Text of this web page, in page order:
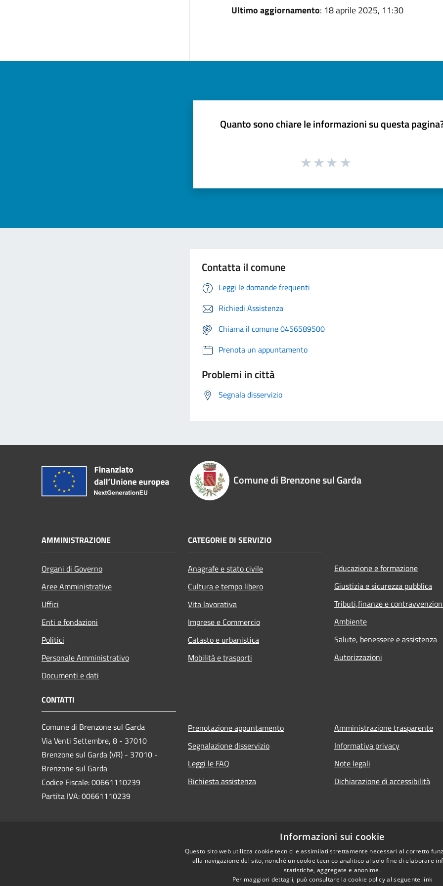
Ultimo aggiornamento: 18 aprile 2025, 11:30
Quanto sono chiare le informazioni su questa
Contatta il comune
Leggi le domande frequenti
Richiedi Assistenza
Chiama il comune 0456589500
Prenota un appuntamento
Problemi in città
Segnala disservizio
Comune di Brenzone sul Garda
AMMINISTRAZIONE
Organi di Governo
Aree Amministrative
Uffici
Enti e fondazioni
Politici
Personale Amministrativo
Documenti e dati
CATEGORIE DI SERVIZIO
Anagrafe e stato civile
Cultura e tempo libero
Vita lavorativa
Imprese e Commercio
Catasto e urbanistica
Mobilità e trasporti
Educazione e formazione
Giustizia e sicurezza pubblica
Tributi,finanze e
Ambiente
Salute, benessere e assistenza
Autorizzazioni
CONTATTI
Comune di Brenzone sul Garda
Via Venti Settembre, 8 - 37010
Brenzone sul Garda (VR) - 37010 -
Brenzone sul Garda
Codice Fiscale: 00661110239
Partita IVA: 00661110239
Prenotazione appuntamento
Segnalazione disservizio
Leggi le FAQ
Richiesta assistenza
Amministrazione trasparente
Informativa privacy
Note legali
Dichiarazione di accessibilità
Informazioni sui cookie
Questo sito web utilizza cookie tecnici e assimilati strettamente necessari al corretto
alla navigazione del sito, nonché un cookie tecnico analitico al solo fine di elaborare
statistiche, aggregate e anonime.
Per maggiori dettagli, può consultare la cookie policy al seguente link